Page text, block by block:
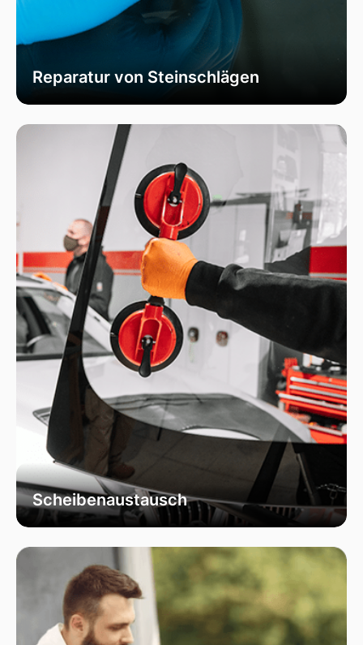
Reparatur von Steinschlägen
Sicherheit Ihrer Fahrzeugscheibe zu
gewährleisten. Vermeiden Sie größere Risse und
Schäden durch unser spezialisiertes Verfahren,
das die Integrität Ihrer Scheibe effektiv
wiederherstellt.
Scheibenaustausch
Bei uns erhalten Sie einen fachgerechten
Fahrzeugscheiben. Wir verwenden
ausschließlich hochwertiges Autoglas, das
speziell für Ihr Fahrzeugmodell geeignet ist, um
optimale Sicht und Sicherheit zu garantieren.